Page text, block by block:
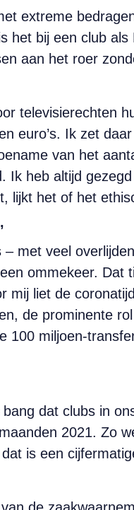
extreme
het bij een club
aan het roer
televisierechten
euro’s. Ik zet
van het
Ik heb altijd
lijkt het of het
met veel
ommekeer. Dat
mij liet de
de prominente
100 miljoen-
dat clubs in
2021. Zo
is een